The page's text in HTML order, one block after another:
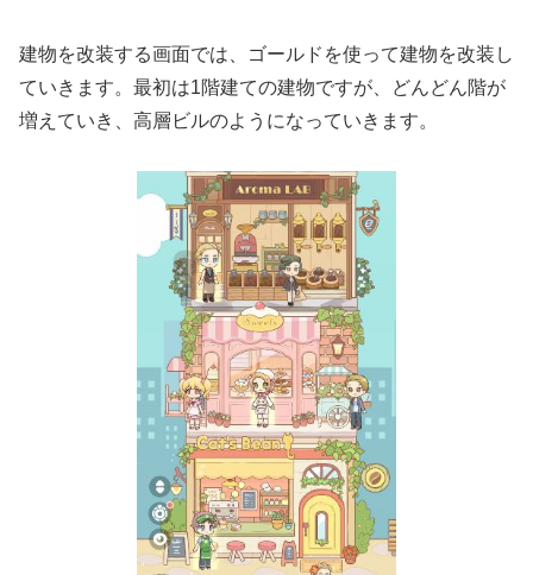
建物を改装する画面では、ゴールドを使って建物を改装し
ていきます。最初は1階建ての建物ですが、どんどん階が
増えていき、高層ビルのようになっていきます。